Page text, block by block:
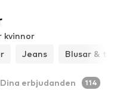
kvinnor
Jeans Blusar &
Dina erbjudanden 114